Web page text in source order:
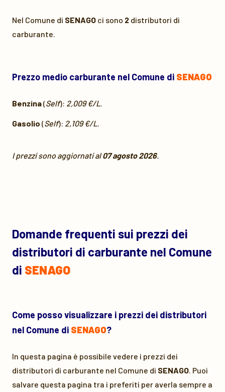
Nel Comune di SENAGO ci sono 2 distributori di
carburante.
Prezzo medio carburante nel Comune di SENAGO
Benzina(Self): 2,009 €/L.
Gasolio (Self): 2,109 €/L.
I prezzi sono aggiornati al07 agosto 2026.
Domande frequenti sui prezzi dei
distributori di carburante nel Comune
di SENAGO
Come posso visualizzare i prezzi dei distributori
nel Comune di SENAGO?
In questa pagina è possibile vedere i prezzi dei
distributori di carburante nel Comune di SENAGO. Puoi
salvare questa pagina tra i preferiti per averla sempre a